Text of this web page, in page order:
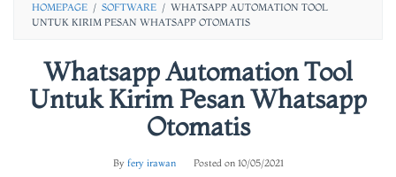
HOMEPAGE / SOFTWARE / WHATSAPP AUTOMATION TOOL
UNTUK KIRIM PESAN WHATSAPP OTOMATIS
Whatsapp Automation Tool
Untuk Kirim Pesan Whatsapp
Otomatis
By fery irawan Posted on 10/05/2021